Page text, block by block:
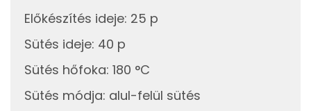
16g habtejszín
15gétcsokoládé
Összesen
Telített zsírsav
Egyszeresen telítetlen zsírsav:
Előkészítés ideje: 25 p
Sütés ideje: 40 p
Sütés hőfoka: 180 °C
Sütés módja: alul-felül sütés